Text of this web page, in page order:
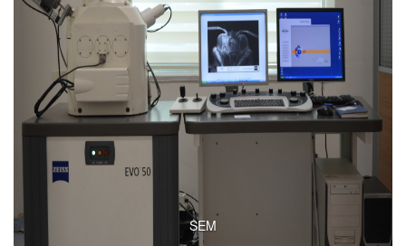
SEM